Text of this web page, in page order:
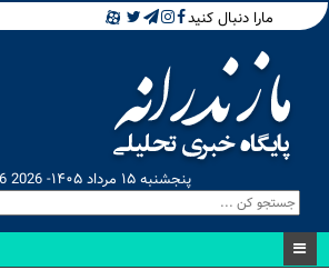
مارا دنبال کنید
پنجشنبه ۱۵ مرداد ۱۴۰۵- Aug 6 2026